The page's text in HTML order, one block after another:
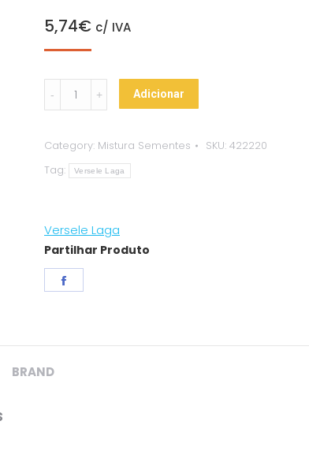
5,74€ c/ IVA
Versele
Laga
Premium
Mix
Adicionar
Category: Mistura Sementes SKU: 422220
Tag:
Versele Laga
Versele Laga
Partilhar Produto
BRAND